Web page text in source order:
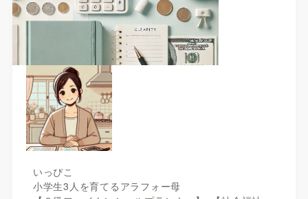
いっぴこ
小学生3人を育てるアラフォー母